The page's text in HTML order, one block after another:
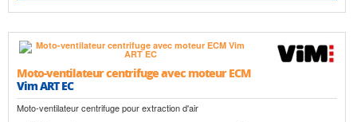
Moto-ventilateur centrifuge avec moteur ECM
Vim ART EC
Moto-ventilateur centrifuge pour extraction d'air